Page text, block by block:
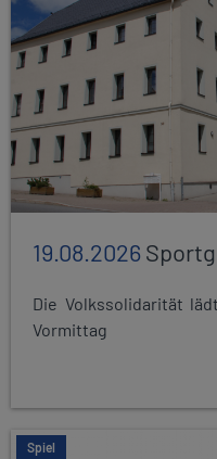
19.08.2026
Die Volkssolidarität
Vormittag
Spiel